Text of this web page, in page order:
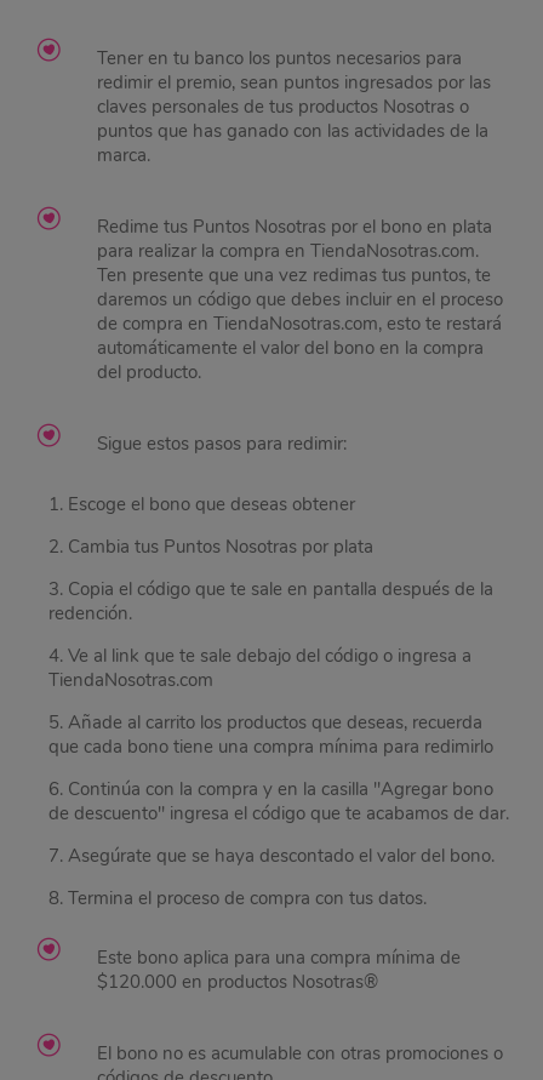
Tener en tu banco los puntos necesarios para
redimir el premio, sean puntos ingresados por las
claves personales de tus productos Nosotras o
puntos que has ganado con las actividades de la
marca.
Redime tus Puntos Nosotras por el bono en plata
para realizar la compra en TiendaNosotras.com.
Ten presente que una vez redimas tus puntos, te
daremos un código que debes incluir en el proceso
de compra en TiendaNosotras.com, esto te restará
automáticamente el valor del bono en la compra
del producto.
Sigue estos pasos para redimir:
1. Escoge el bono que deseas obtener
2. Cambia tus Puntos Nosotras por plata
3. Copia el código que te sale en pantalla después de la
redención.
4. Ve al link que te sale debajo del código o ingresa a
TiendaNosotras.com
5. Añade al carrito los productos que deseas, recuerda
que cada bono tiene una compra mínima para redimirlo
6. Continúa con la compra y en la casilla "Agregar bono
de descuento" ingresa el código que te acabamos de dar.
7. Asegúrate que se haya descontado el valor del bono.
8. Termina el proceso de compra con tus datos.
Este bono aplica para una compra mínima de
$120.000 en productos Nosotras®
El bono no es acumulable con otras promociones o